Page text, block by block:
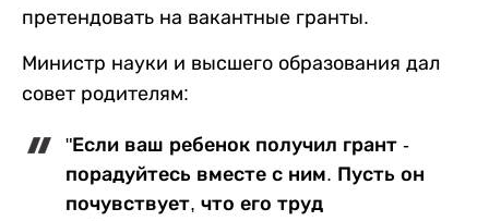
претендовать на вакантные гранты.
Министр науки и высшего образования дал
совет родителям:
"Если ваш ребенок получил грант -
порадуйтесь вместе с ним. Пусть он
почувствует, что его труд